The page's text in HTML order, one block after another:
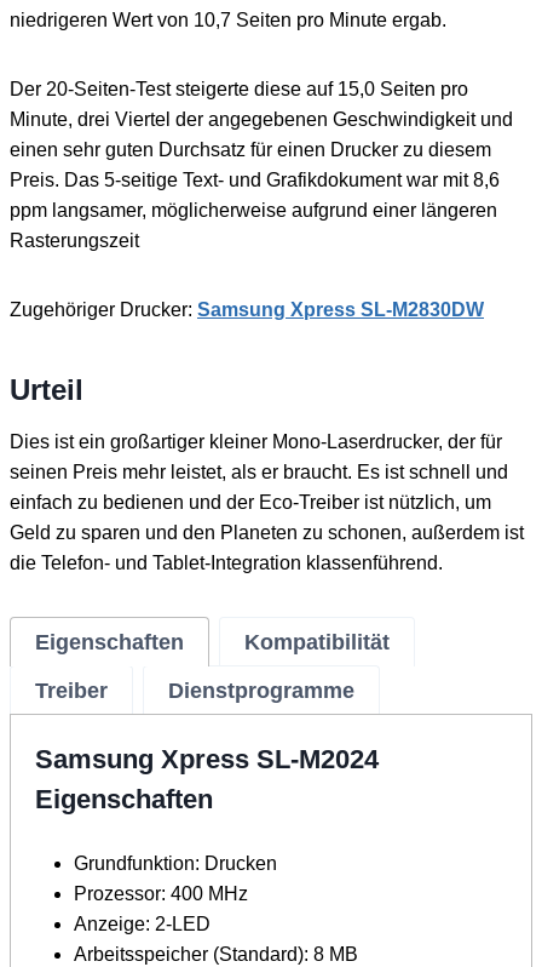
niedrigeren Wert von 10,7 Seiten pro Minute ergab.
Der 20-Seiten-Test steigerte diese auf 15,0 Seiten pro
Minute, drei Viertel der angegebenen Geschwindigkeit und
einen sehr guten Durchsatz für einen Drucker zu diesem
Preis. Das 5-seitige Text- und Grafikdokument war mit 8,6
ppm langsamer, möglicherweise aufgrund einer längeren
Rasterungszeit
Zugehöriger Drucker: Samsung Xpress SL-M2830DW
Urteil
Dies ist ein großartiger kleiner Mono-Laserdrucker, der für
seinen Preis mehr leistet, als er braucht. Es ist schnell und
einfach zu bedienen und der Eco-Treiber ist nützlich, um
Geld zu sparen und den Planeten zu schonen, außerdem ist
die Telefon- und Tablet-Integration klassenführend.
Eigenschaften
Kompatibilität
Treiber
Dienstprogramme
Samsung Xpress SL-M2024
Eigenschaften
Grundfunktion: Drucken
Prozessor: 400 MHz
Anzeige: 2-LED
Arbeitsspeicher (Standard): 8 MB